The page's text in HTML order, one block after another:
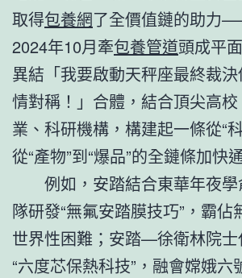
取得包養網了全價值鏈的助力
2024年10月牽包養管道頭成平
異結「我要啟動天秤座最終裁
情對稱！」合體，結合頂尖高
業、科研機構，構建起一條從“科
從“產物”到“爆品”的全鏈條加快
例如，安踏結合東華年夜
隊研發“無氟安踏膜技巧”，霸
世界性困難；安踏—徐衛林院士
“六度芯保熱科技”，融會嫦娥六